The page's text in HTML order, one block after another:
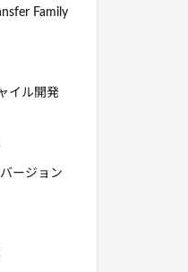
Family
イル開発
ージョン